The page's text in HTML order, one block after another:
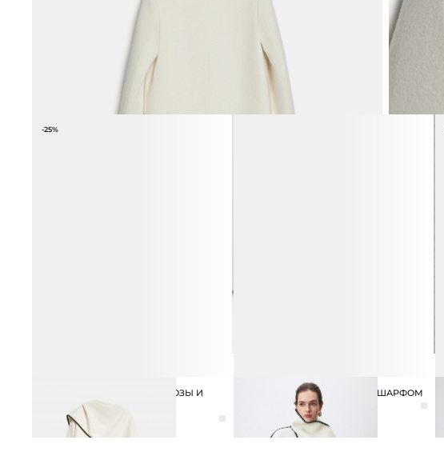
ПОХОЖИЕ ТОВАРЫ
-25%
ПАЛЬТО-НАКИДКА ИЗ ВИСКОЗЫ И
14 990 ₽ 19 990 ₽
ПОЛУПАЛЬТО ИЗ ШЕРСТИ С ШАРФОМ